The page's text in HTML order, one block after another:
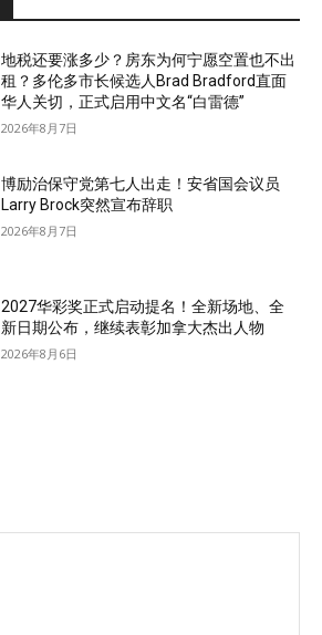
地税还要涨多少？房东为何宁愿空置也不出
租？多伦多市长候选人Brad Bradford直面
华人关切，正式启用中文名“白雷德”
2026年8月7日
博励治保守党第七人出走！安省国会议员
Larry Brock突然宣布辞职
2026年8月7日
2027华彩奖正式启动提名！全新场地、全
新日期公布，继续表彰加拿大杰出人物
2026年8月6日